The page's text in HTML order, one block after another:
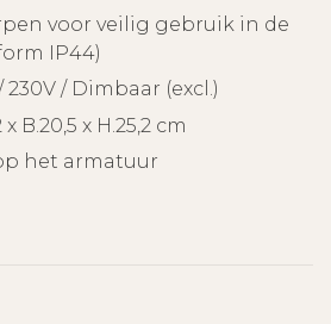
voor veilig gebruik in de
IP44)
230V / Dimbaar (excl.)
B.20,5 x H.25,2 cm
het armatuur